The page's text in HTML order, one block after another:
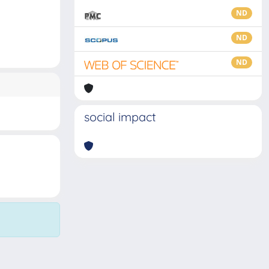
ND
ND
ND
social impact